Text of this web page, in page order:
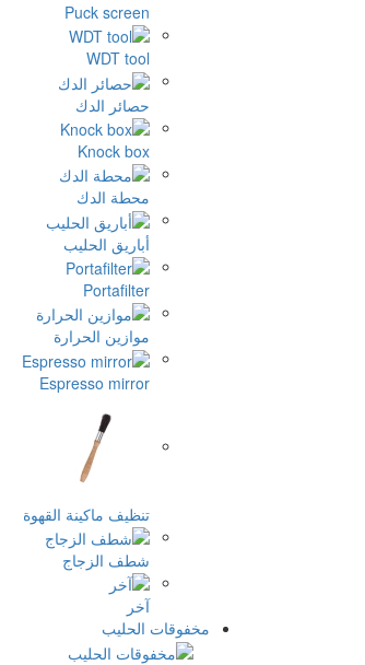
Puck screen
WDT tool
حصائر الدك
Knock box
محطة الدك
أباريق الحليب
Portafilter
موازين الحرارة
Espresso mirror
تنظيف ماكينة القهوة
شطف الزجاج
آخر
مخفوقات الحليب